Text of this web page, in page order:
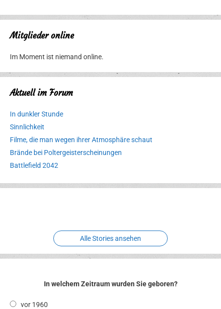
Mitglieder online
Im Moment ist niemand online.
Aktuell im Forum
In dunkler Stunde
Sinnlichkeit
Filme, die man wegen ihrer Atmosphäre schaut
Brände bei Poltergeisterscheinungen
Battlefield 2042
Erlebnispark
Verbotene
Alle Stories ansehen
In welchem Zeitraum wurden Sie geboren?
vor 1960